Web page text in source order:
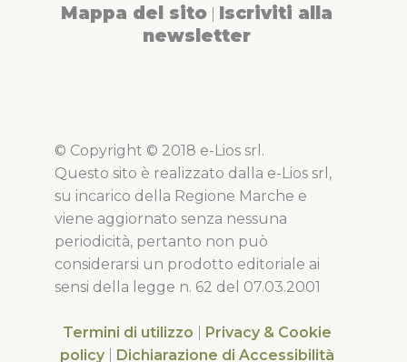
Mappa del sito Iscriviti alla
newsletter
© Copyright © 2018 e-Lios srl.
Questo sito è realizzato dalla e-Lios srl,
su incarico della Regione Marche e
viene aggiornato senza nessuna
periodicità, pertanto non può
considerarsi un prodotto editoriale ai
sensi della legge n. 62 del 07.03.2001
Termini di utilizzo
Privacy & Cookie
policy
Dichiarazione di Accessibilità